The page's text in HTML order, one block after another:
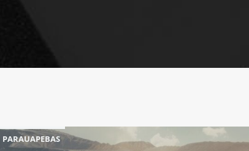
PARAUAPEBAS